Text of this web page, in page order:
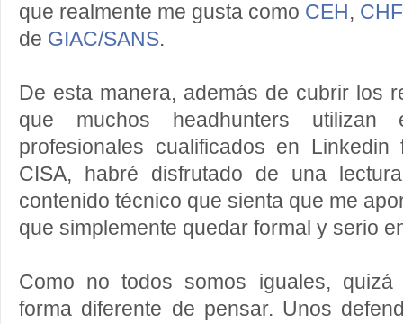
que realmente me gusta como CEH,
de GIAC/SANS.
De esta manera, además de cubrir los
que muchos headhunters
profesionales cualificados en
CISA, habré disfrutado de una
contenido técnico que sienta que me
que simplemente quedar formal y serio
Como no todos somos iguales, quizá
forma diferente de pensar. Unos